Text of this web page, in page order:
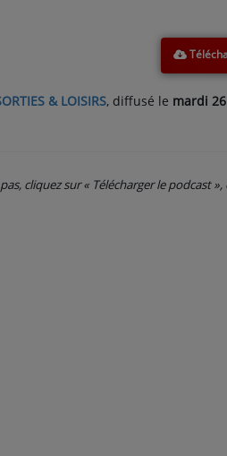
& LOISIRS, diffusé le mardi
cliquez sur « Télécharger le podcast